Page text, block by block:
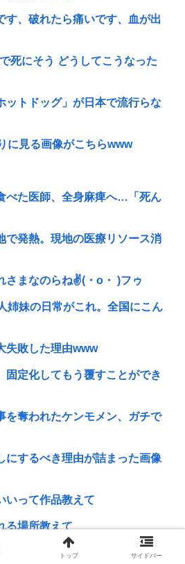
す、破れたら痛いです、血が出
死にそう どうしてこうなった
ットドッグ」が日本で流行らな
に見る画像がこちらwww
べた医師、全身麻痺へ…「死ん
で発熱。現地の医療リソース消
さまなのらね✌(・o・ )フゥ
姉妹の日常がこれ。全国にこん
失敗した理由www
固定化してもう覆すことができ
を奪われたケンモメン、ガチで
にするべき理由が詰まった画像
いって作品教えて
る場所教えて
」技師「正常な脳組織です」医
トップ サイドバー